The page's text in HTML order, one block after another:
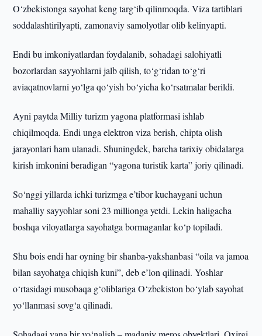
O‘zbekistonga sayohat keng targ‘ib qilinmoqda. Viza tartiblari
soddalashtirilyapti, zamonaviy samolyotlar olib kelinyapti.
Endi bu imkoniyatlardan foydalanib, sohadagi salohiyatli
bozorlardan sayyohlarni jalb qilish, to‘g‘ridan to‘g‘ri
aviaqatnovlarni yo‘lga qo‘yish bo‘yicha ko‘rsatmalar berildi.
Ayni paytda Milliy turizm yagona platformasi ishlab
chiqilmoqda. Endi unga elektron viza berish, chipta olish
jarayonlari ham ulanadi. Shuningdek, barcha tarixiy obidalarga
kirish imkonini beradigan “yagona turistik karta” joriy qilinadi.
So‘nggi yillarda ichki turizmga e’tibor kuchaygani uchun
mahalliy sayyohlar soni 23 millionga yetdi. Lekin haligacha
boshqa viloyatlarga sayohatga bormaganlar ko‘p topiladi.
Shu bois endi har oyning bir shanba-yakshanbasi “oila va jamoa
bilan sayohatga chiqish kuni”, deb e’lon qilinadi. Yoshlar
o‘rtasidagi musobaqa g‘oliblariga O‘zbekiston bo‘ylab sayohat
yo‘llanmasi sovg‘a qilinadi.